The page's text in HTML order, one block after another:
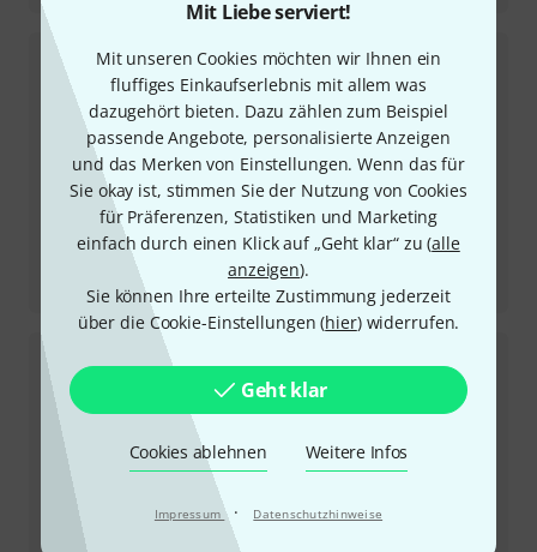
Mit Liebe serviert!
Mit unseren Cookies möchten wir Ihnen ein
fluffiges Einkaufserlebnis mit allem was
dazugehört bieten. Dazu zählen zum Beispiel
passende Angebote, personalisierte Anzeigen
und das Merken von Einstellungen. Wenn das für
Sie okay ist, stimmen Sie der Nutzung von Cookies
für Präferenzen, Statistiken und Marketing
einfach durch einen Klick auf „Geht klar“ zu (alle
anzeigen).
Sie können Ihre erteilte Zustimmung jederzeit
über die Cookie-Einstellungen (hier) widerrufen.
Geht klar
Cookies ablehnen Weitere Infos
Impressum · Datenschutzhinweise
Testbericht
ICOA Pro 12 A